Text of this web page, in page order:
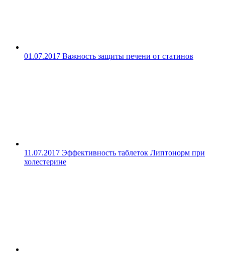
01.07.2017 Важность защиты печени от статинов
11.07.2017 Эффективность таблеток Липтонорм при
холестерине